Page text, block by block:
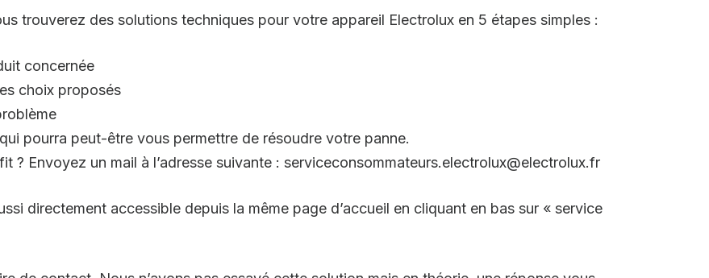
trouverez des solutions techniques pour votre appareil Electrolux en 5 étapes simples :
concernée
choix proposés
pourra peut-être vous permettre de résoudre votre panne.
? Envoyez un mail à l’adresse suivante : serviceconsommateurs.electrolux@electrolux.fr
directement accessible depuis la même page d’accueil en cliquant en bas sur « service